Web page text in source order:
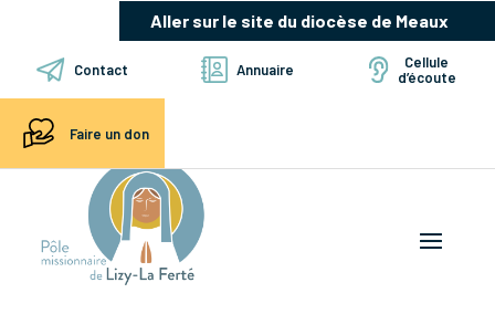
Aller sur le site du diocèse de Meaux
Contact Annuaire
Cellule
d’écoute
Faire un don